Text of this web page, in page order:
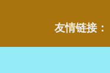
友情链接：